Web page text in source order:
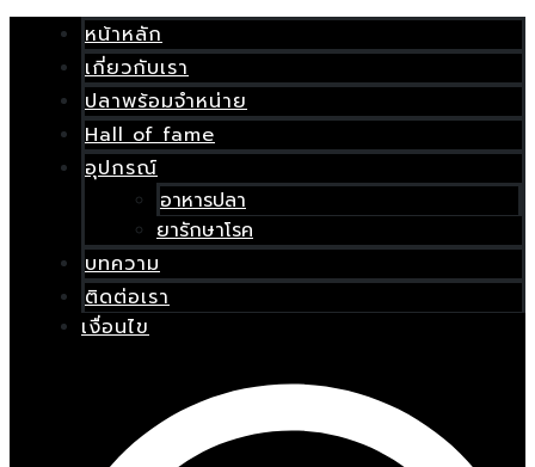
หน้าหลัก
เกี่ยวกับเรา
ปลาพร้อมจำหน่าย
Hall of fame
อุปกรณ์
อาหารปลา
ยารักษาโรค
บทความ
ติดต่อเรา
เงื่อนไข